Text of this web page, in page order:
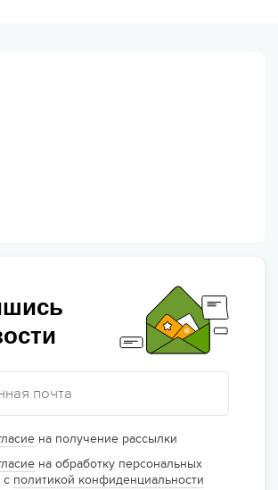
на получение рассылки
на обработку персональных
с политикой конфиденциальности